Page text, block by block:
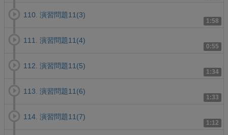
1:58
110. 演習問題11(3)
0:55
111. 演習問題11(4)
1:34
112. 演習問題11(5)
1:33
113. 演習問題11(6)
1:12
114. 演習問題11(7)